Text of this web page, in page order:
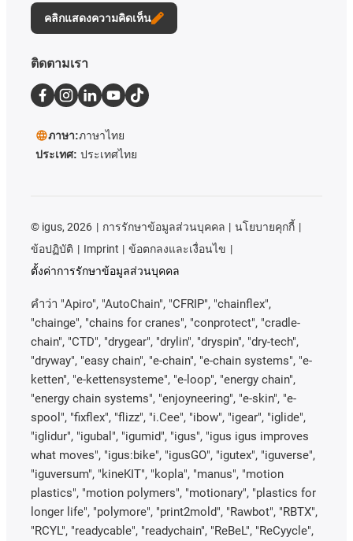
คลิกแสดงความคิดเห็น
ติดตามเรา
ภาษา:ภาษาไทย
ประเทศ: ประเทศไทย
© igus, 2026 การรักษาข้อมูลส่วนบุคคล
นโยบายคุกกี้
ข้อปฏิบัติ
Imprint
ข้อตกลงและเงื่อนไข
ตั้งค่าการรักษาข้อมูลส่วนบุคคล
คําว่า "Apiro", "AutoChain", "CFRIP", "chainflex",
"chainge", "chains for cranes", "conprotect", "cradle-
chain", "CTD", "drygear", "drylin", "dryspin", "dry-tech",
"dryway", "easy chain", "e-chain", "e-chain systems", "e-
ketten", "e-kettensysteme", "e-loop", "energy chain",
"energy chain systems", "enjoyneering", "e-skin", "e-
spool", "fixflex", "flizz", "i.Cee", "ibow", "igear", "iglide",
"iglidur", "igubal", "igumid", "igus", "igus igus improves
what moves", "igus:bike", "igusGO", "igutex", "iguverse",
"iguversum", "kineKIT", "kopla", "manus", "motion
plastics", "motion polymers", "motionary", "plastics for
longer life", "polymore", "print2mold", "Rawbot", "RBTX",
"RCYL", "readycable", "readychain", "ReBeL", "ReCyycle",